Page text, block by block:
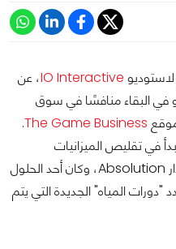
IO Interactive، عن
في البقاء منافسًا في سوق
The Game Business
.
في تقليص الميزانيات
منذ إصدار Absolution، وكان أحد الحلول
"دورات المياه" الجديدة التي يتم